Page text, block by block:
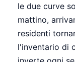
le due curve
mattino,
residenti
l'inventario di